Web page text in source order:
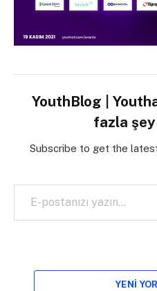
YouthBlog |
fazla
Subscribe to get the
E-postanızı yazın…
YENI